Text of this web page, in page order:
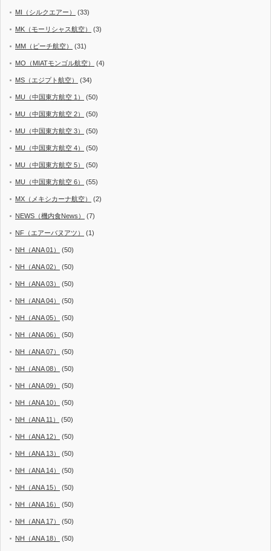
MI（シルクエアー） (33)
MK（モーリシャス航空） (3)
MM（ピーチ航空） (31)
MO（MIATモンゴル航空） (4)
MS（エジプト航空） (34)
MU（中国東方航空 1） (50)
MU（中国東方航空 2） (50)
MU（中国東方航空 3） (50)
MU（中国東方航空 4） (50)
MU（中国東方航空 5） (50)
MU（中国東方航空 6） (55)
MX（メキシカーナ航空） (2)
NEWS（機内食News） (7)
NF（エアーバヌアツ） (1)
NH（ANA 01） (50)
NH（ANA 02） (50)
NH（ANA 03） (50)
NH（ANA 04） (50)
NH（ANA 05） (50)
NH（ANA 06） (50)
NH（ANA 07） (50)
NH（ANA 08） (50)
NH（ANA 09） (50)
NH（ANA 10） (50)
NH（ANA 11） (50)
NH（ANA 12） (50)
NH（ANA 13） (50)
NH（ANA 14） (50)
NH（ANA 15） (50)
NH（ANA 16） (50)
NH（ANA 17） (50)
NH（ANA 18） (50)